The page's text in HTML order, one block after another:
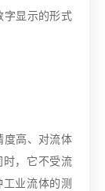
字显示的形式
度高、对流体
，它不受流
业流体的测